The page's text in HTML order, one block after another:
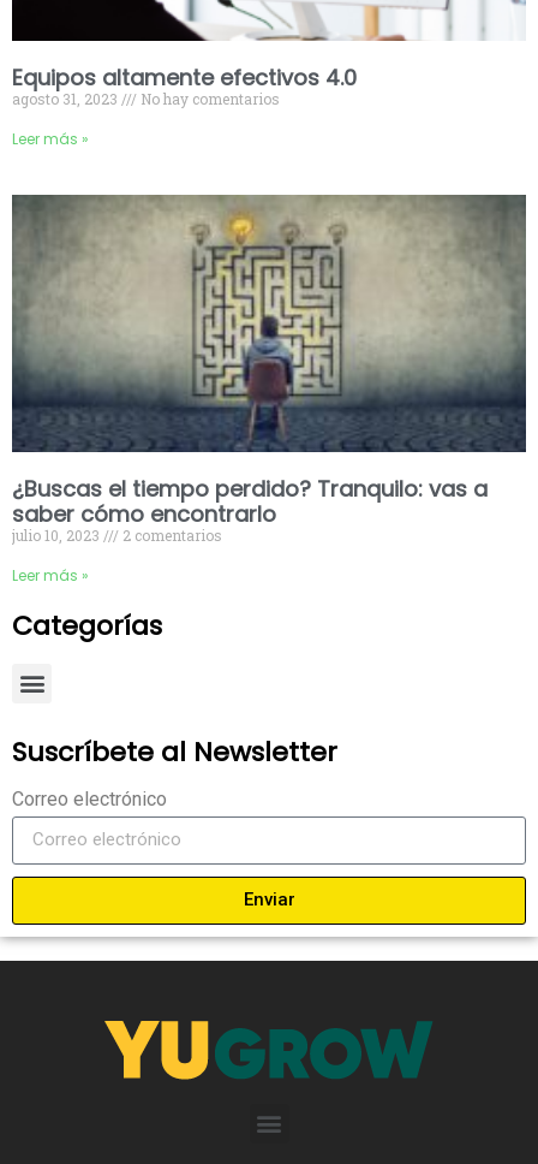
Equipos altamente efectivos 4.0
agosto 31, 2023 No hay comentarios
Leer más »
¿Buscas el tiempo perdido? Tranquilo: vas a
saber cómo encontrarlo
julio 10, 2023 2 comentarios
Leer más »
Categorías
Suscríbete al Newsletter
Correo electrónico
Enviar